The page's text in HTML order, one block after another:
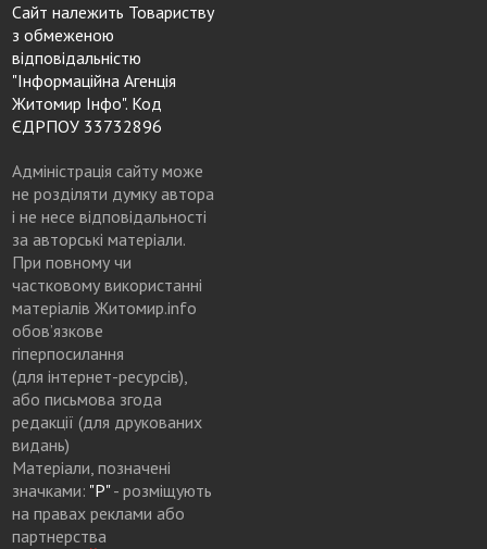
Сайт належить Товариству
з обмеженою
відповідальністю
"Інформаційна Агенція
Житомир Інфо". Код
ЄДРПОУ 33732896
Адміністрація сайту може
не розділяти думку автора
і не несе відповідальності
за авторські матеріали.
При повному чи
частковому використанні
матеріалів Житомир.info
обов’язкове
гіперпосилання
(для інтернет-ресурсів),
або письмова згода
редакції (для друкованих
видань)
Матеріали, позначені
значками: "Р"- розміщують
на правах реклами або
партнерства